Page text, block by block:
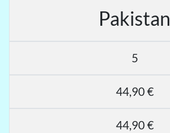
Pakistan
5
44,90 €
44,90 €